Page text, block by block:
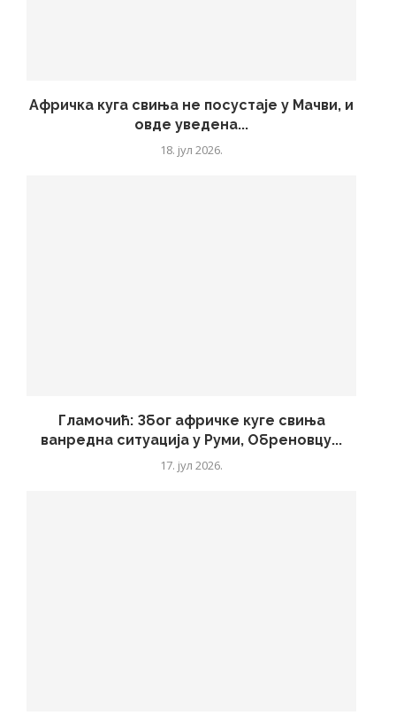
Афричка куга свиња не посустаје у Мачви, и
овде уведена...
18. јул 2026.
Гламочић: Због афричке куге свиња
ванредна ситуација у Руми, Обреновцу...
17. јул 2026.